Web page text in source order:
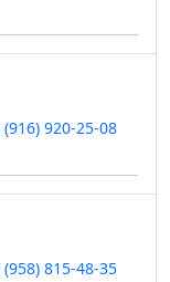
(916) 920-25-08
(958) 815-48-35